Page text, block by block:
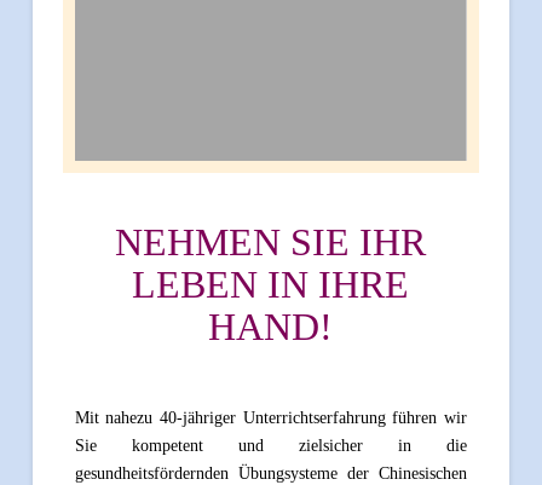
NEHMEN SIE IHR
LEBEN IN IHRE
HAND!
Mit nahezu 40-jähriger Unterrichtserfahrung führen wir
Sie kompetent und zielsicher in die
gesundheitsfördernden Übungsysteme der Chinesischen